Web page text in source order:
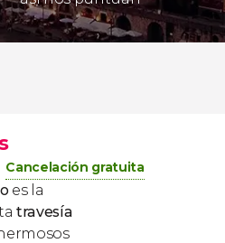
Cancelación gratuita
es la
travesía